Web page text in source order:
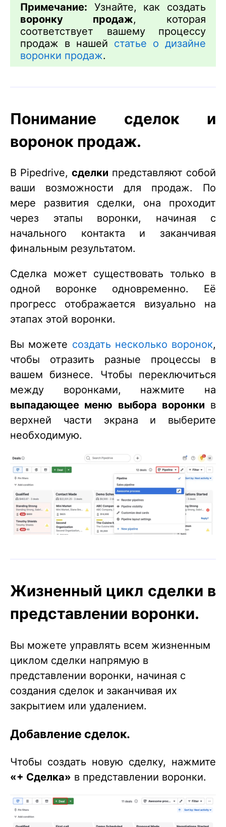
Примечание: Узнайте, как создать
воронку продаж, которая
соответствует вашему процессу
продаж в нашей статье о дизайне
воронки продаж.
Понимание сделок и
воронок продаж.
В Pipedrive, сделки представляют собой
ваши возможности для продаж. По
мере развития сделки, она проходит
через этапы воронки, начиная с
начального контакта и заканчивая
финальным результатом.
Сделка может существовать только в
одной воронке одновременно. Её
прогресс отображается визуально на
этапах этой воронки.
Вы можете создать несколько воронок,
чтобы отразить разные процессы в
вашем бизнесе. Чтобы переключиться
между воронками, нажмите на
выпадающее меню выбора воронки в
верхней части экрана и выберите
необходимую.
Жизненный цикл сделки в
представлении воронки.
Вы можете управлять всем жизненным
циклом сделки напрямую в
представлении воронки, начиная с
создания сделок и заканчивая их
закрытием или удалением.
Добавление сделок.
Чтобы создать новую сделку, нажмите
«+ Сделка» в представлении воронки.